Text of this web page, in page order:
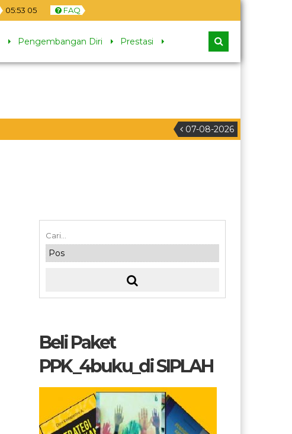
05:53 06 FAQ
Pengembangan Diri Prestasi
07-08-2026
Beli Paket
PPK_4buku_di SIPLAH